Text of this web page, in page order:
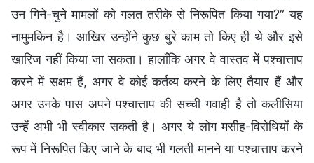
उन गिने-चुने मामलों को गलत तरीके से निरूपित किया गया?” यह
नामुमकिन है। आखिर उन्होंने कुछ बुरे काम तो किए ही थे और इसे
खारिज नहीं किया जा सकता। हालाँकि अगर वे वास्तव में पश्चात्ताप
करने में सक्षम हैं, अगर वे कोई कर्तव्य करने के लिए तैयार हैं और
अगर उनके पास अपने पश्चात्ताप की सच्ची गवाही है तो कलीसिया
उन्हें अभी भी स्वीकार सकती है। अगर ये लोग मसीह-विरोधियों के
रूप में निरूपित किए जाने के बाद भी गलती मानने या पश्चात्ताप करने